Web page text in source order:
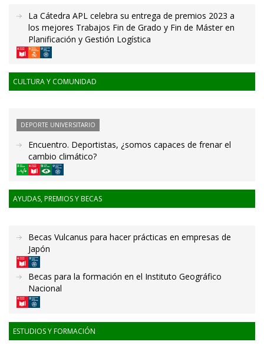
La Cátedra APL celebra su entrega de premios 2023 a
los mejores Trabajos Fin de Grado y Fin de Máster en
Planificación y Gestión Logística
CULTURA Y COMUNIDAD
DEPORTE UNIVERSITARIO
Encuentro. Deportistas, ¿somos capaces de frenar el
cambio climático?
AYUDAS, PREMIOS Y BECAS
Becas Vulcanus para hacer prácticas en empresas de
Japón
Becas para la formación en el Instituto Geográfico
Nacional
ESTUDIOS Y FORMACIÓN